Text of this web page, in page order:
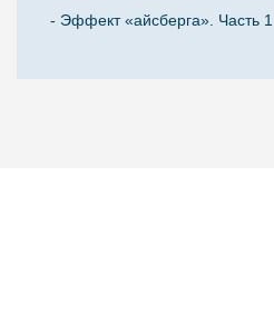
- Эффект «айсберга». Часть 1